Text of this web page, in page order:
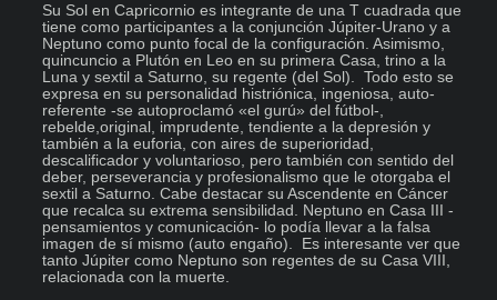
Su Sol en Capricornio es integrante de una T cuadrada que
tiene como participantes a la conjunción Júpiter-Urano y a
Neptuno como punto focal de la configuración. Asimismo,
quincuncio a Plutón en Leo en su primera Casa, trino a la
Luna y sextil a Saturno, su regente (del Sol).  Todo esto se
expresa en su personalidad histriónica, ingeniosa, auto-
referente -se autoproclamó «el gurú» del fútbol-,
rebelde,original, imprudente, tendiente a la depresión y
también a la euforia, con aires de superioridad,
descalificador y voluntarioso, pero también con sentido del
deber, perseverancia y profesionalismo que le otorgaba el
sextil a Saturno. Cabe destacar su Ascendente en Cáncer
que recalca su extrema sensibilidad. Neptuno en Casa III -
pensamientos y comunicación- lo podía llevar a la falsa
imagen de sí mismo (auto engaño).  Es interesante ver que
tanto Júpiter como Neptuno son regentes de su Casa VIII,
relacionada con la muerte.